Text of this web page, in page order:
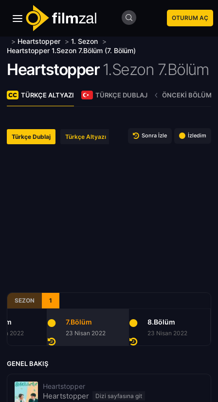
OTURUM AÇ
> Heartstopper > 1. Sezon >
Heartstopper 1.Sezon 7.Bölüm (7. Bölüm)
Heartstopper 1.Sezon 7.Bölüm
TÜRKÇE ALTYAZI TÜRKÇE DUBLAJ ÖNCEKI BÖLÜM
Türkçe Dublaj Türkçe Altyazı Sonra İzle İzledim
SEZON 1
2022
7.Bölüm
23 Nisan 2022
8.Bölüm
23 Nisan 2022
GENEL BAKIŞ
Heartstopper
Heartstopper